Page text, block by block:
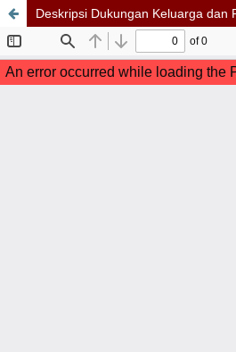
Deskripsi Dukungan Keluarga dan